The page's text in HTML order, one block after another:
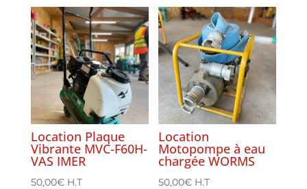
Location Plaque
Vibrante MVC-F60H-
VAS IMER
50,00€ H.T
Location
Motopompe à eau
chargée WORMS
50,00€ H.T